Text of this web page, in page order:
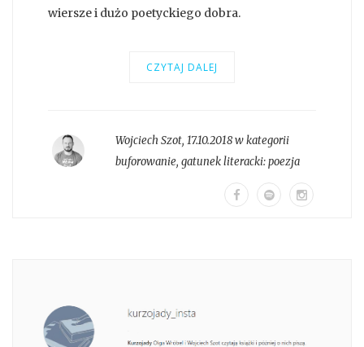
wiersze i dużo poetyckiego dobra.
CZYTAJ DALEJ
Wojciech Szot, 17.10.2018 w kategorii
buforowanie, gatunek literacki:poezja